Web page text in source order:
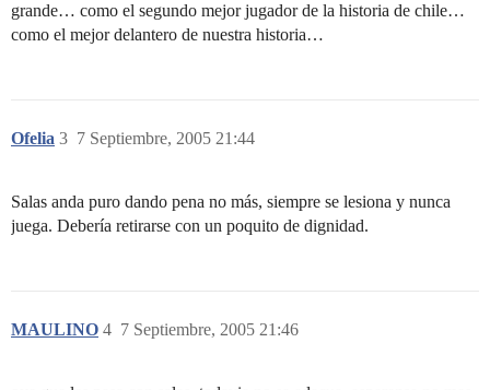
grande… como el segundo mejor jugador de la historia de chile…
como el mejor delantero de nuestra historia…
Ofelia 7 Septiembre, 2005 21:44
3
Salas anda puro dando pena no más, siempre se lesiona y nunca
juega. Debería retirarse con un poquito de dignidad.
MAULINO 7 Septiembre, 2005 21:46
4